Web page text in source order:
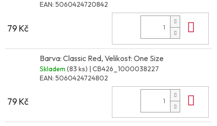
EAN: 5060424720842
79 Kč
Barva: Classic Red, Velikost: One Size
Skladem (83 ks) | CB426_1000038227
EAN: 5060424724802
79 Kč